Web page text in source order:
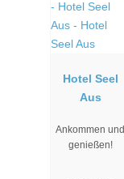
Hotel Seel
Aus
Ankommen und
genießen!